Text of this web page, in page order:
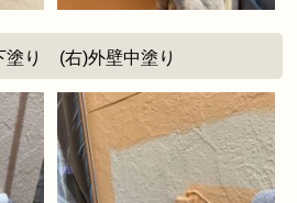
塗り (右)外壁中塗り